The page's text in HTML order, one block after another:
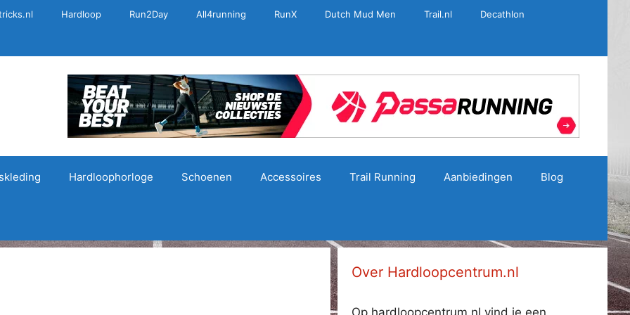
Hardloop Run2Day All4running RunX Dutch Mud Men Trail.nl Decathlon
Hardloophorloge Schoenen Accessoires Trail Running Aanbiedingen Blog
Over Hardloopcentrum.nl
Op hardloopcentrum.nl vind je een